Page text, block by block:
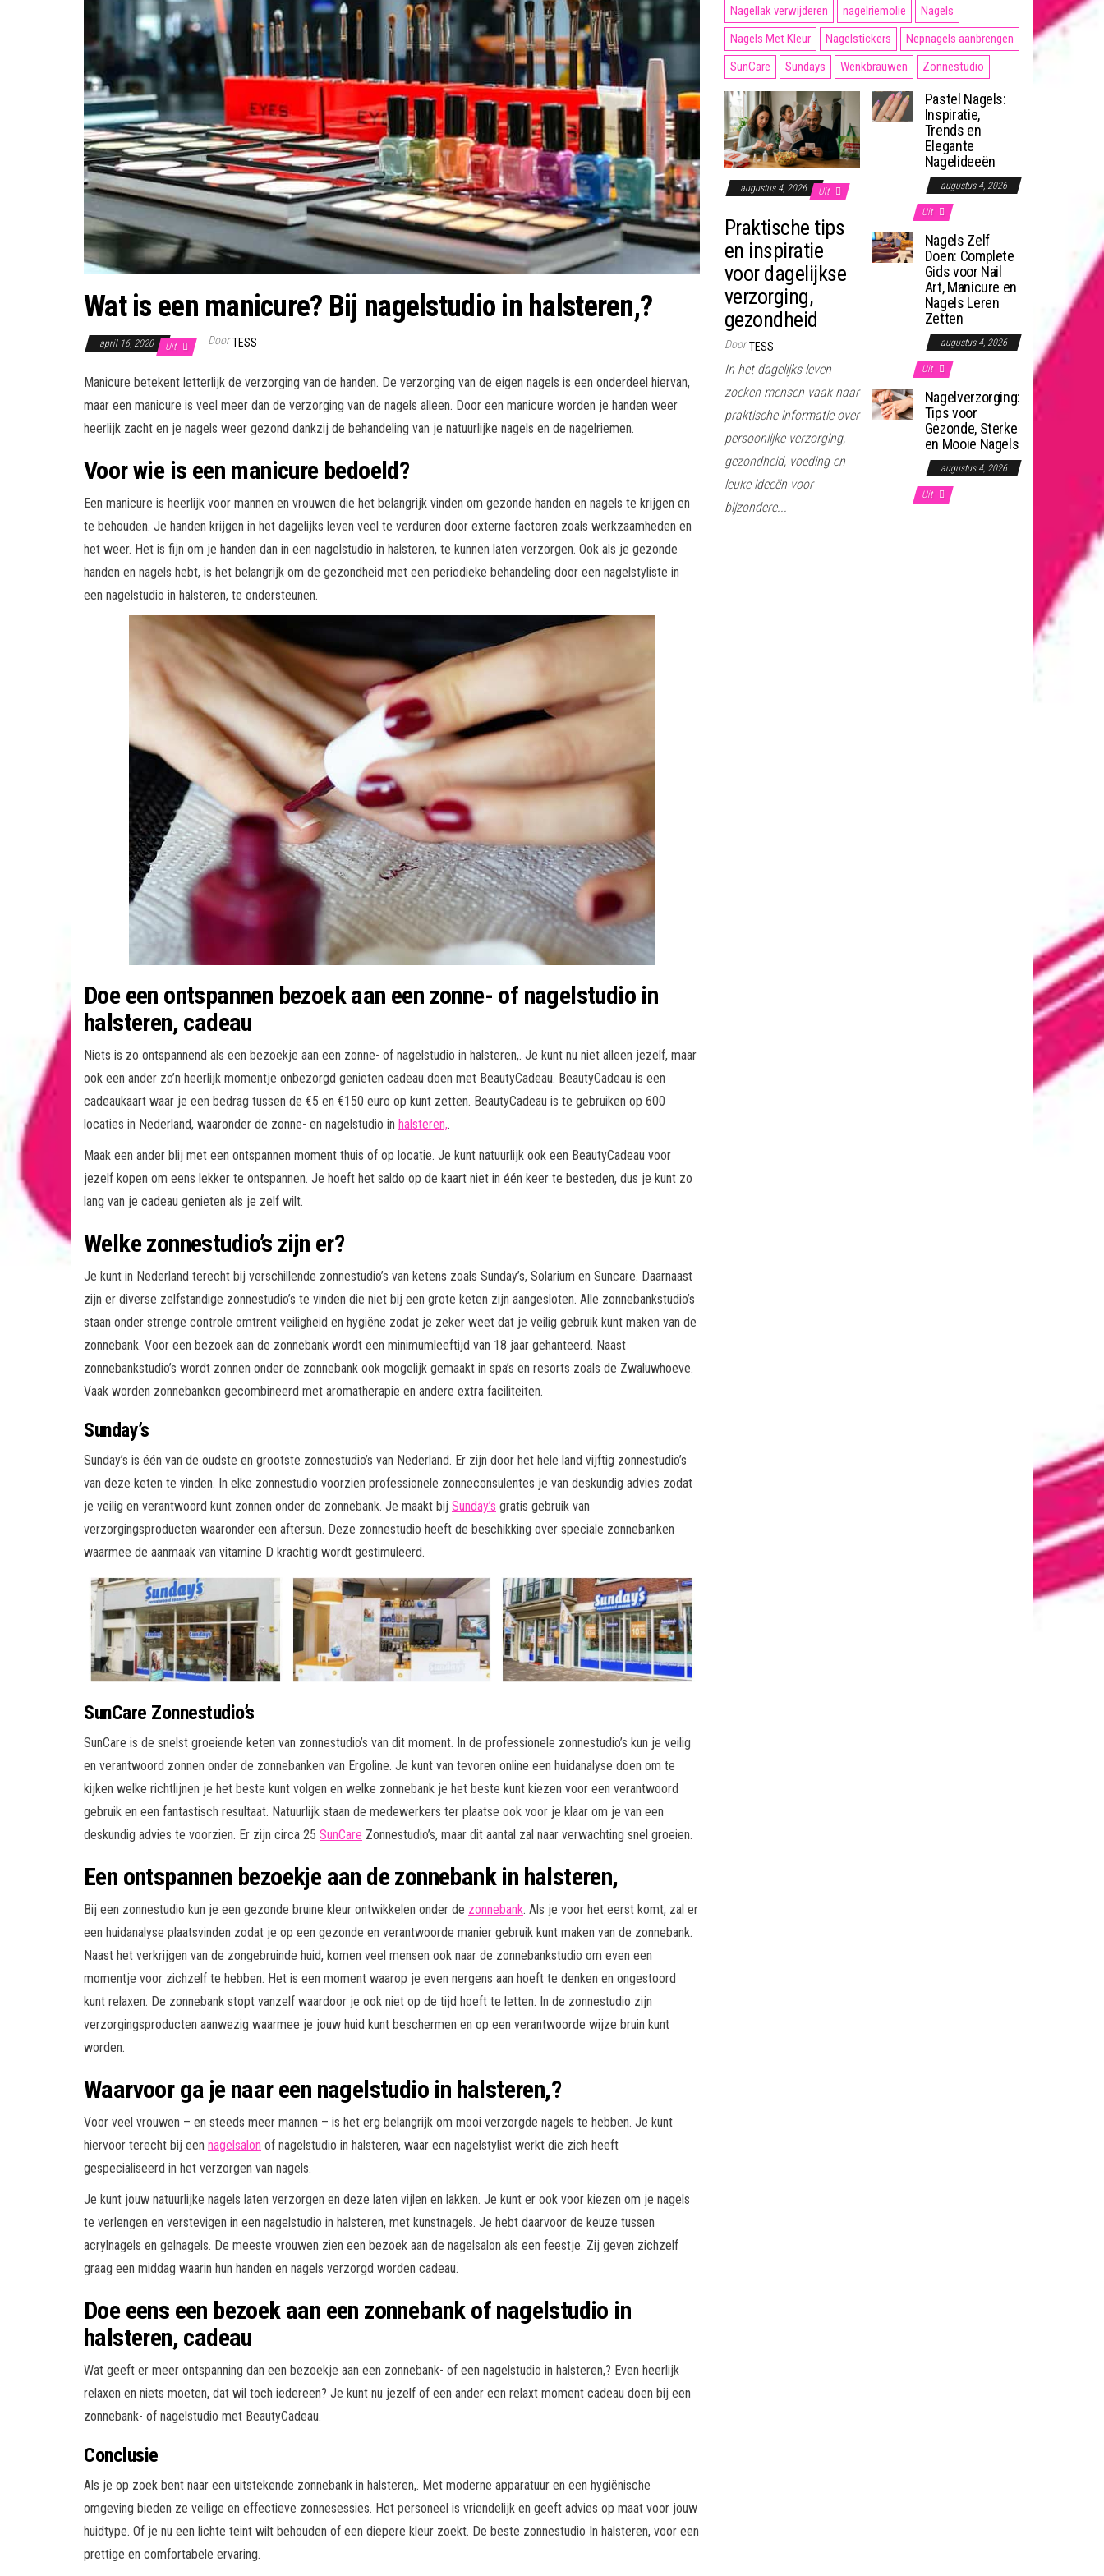
Wat is een manicure? Bij nagelstudio in halsteren,?
april 16, 2020 Uit Door TESS
Manicure betekent letterlijk de verzorging van de handen. De verzorging van de eigen nagels is een onderdeel hiervan,
maar een manicure is veel meer dan de verzorging van de nagels alleen. Door een manicure worden je handen weer
heerlijk zacht en je nagels weer gezond dankzij de behandeling van je natuurlijke nagels en de nagelriemen.
Voor wie is een manicure bedoeld?
Een manicure is heerlijk voor mannen en vrouwen die het belangrijk vinden om gezonde handen en nagels te krijgen en
te behouden. Je handen krijgen in het dagelijks leven veel te verduren door externe factoren zoals werkzaamheden en
het weer. Het is fijn om je handen dan in een nagelstudio in halsteren, te kunnen laten verzorgen. Ook als je gezonde
handen en nagels hebt, is het belangrijk om de gezondheid met een periodieke behandeling door een nagelstyliste in
een nagelstudio in halsteren, te ondersteunen.
Doe een ontspannen bezoek aan een zonne- of nagelstudio in
halsteren, cadeau
Niets is zo ontspannend als een bezoekje aan een zonne- of nagelstudio in halsteren,. Je kunt nu niet alleen jezelf, maar
ook een ander zo’n heerlijk momentje onbezorgd genieten cadeau doen met BeautyCadeau. BeautyCadeau is een
cadeaukaart waar je een bedrag tussen de €5 en €150 euro op kunt zetten. BeautyCadeau is te gebruiken op 600
locaties in Nederland, waaronder de zonne- en nagelstudio in halsteren,.
Maak een ander blij met een ontspannen moment thuis of op locatie. Je kunt natuurlijk ook een BeautyCadeau voor
jezelf kopen om eens lekker te ontspannen. Je hoeft het saldo op de kaart niet in één keer te besteden, dus je kunt zo
lang van je cadeau genieten als je zelf wilt.
Welke zonnestudio’s zijn er?
Je kunt in Nederland terecht bij verschillende zonnestudio’s van ketens zoals Sunday’s, Solarium en Suncare. Daarnaast
zijn er diverse zelfstandige zonnestudio’s te vinden die niet bij een grote keten zijn aangesloten. Alle zonnebankstudio’s
staan onder strenge controle omtrent veiligheid en hygiëne zodat je zeker weet dat je veilig gebruik kunt maken van de
zonnebank. Voor een bezoek aan de zonnebank wordt een minimumleeftijd van 18 jaar gehanteerd. Naast
zonnebankstudio’s wordt zonnen onder de zonnebank ook mogelijk gemaakt in spa’s en resorts zoals de Zwaluwhoeve.
Vaak worden zonnebanken gecombineerd met aromatherapie en andere extra faciliteiten.
Sunday’s
Sunday’s is één van de oudste en grootste zonnestudio’s van Nederland. Er zijn door het hele land vijftig zonnestudio’s
van deze keten te vinden. In elke zonnestudio voorzien professionele zonneconsulentes je van deskundig advies zodat
je veilig en verantwoord kunt zonnen onder de zonnebank. Je maakt bij Sunday’s gratis gebruik van
verzorgingsproducten waaronder een aftersun. Deze zonnestudio heeft de beschikking over speciale zonnebanken
waarmee de aanmaak van vitamine D krachtig wordt gestimuleerd.
SunCare Zonnestudio’s
SunCare is de snelst groeiende keten van zonnestudio’s van dit moment. In de professionele zonnestudio’s kun je veilig
en verantwoord zonnen onder de zonnebanken van Ergoline. Je kunt van tevoren online een huidanalyse doen om te
kijken welke richtlijnen je het beste kunt volgen en welke zonnebank je het beste kunt kiezen voor een verantwoord
gebruik en een fantastisch resultaat. Natuurlijk staan de medewerkers ter plaatse ook voor je klaar om je van een
deskundig advies te voorzien. Er zijn circa 25 SunCare Zonnestudio’s, maar dit aantal zal naar verwachting snel groeien.
Een ontspannen bezoekje aan de zonnebank in halsteren,
Bij een zonnestudio kun je een gezonde bruine kleur ontwikkelen onder de zonnebank. Als je voor het eerst komt, zal er
een huidanalyse plaatsvinden zodat je op een gezonde en verantwoorde manier gebruik kunt maken van de zonnebank.
Naast het verkrijgen van de zongebruinde huid, komen veel mensen ook naar de zonnebankstudio om even een
momentje voor zichzelf te hebben. Het is een moment waarop je even nergens aan hoeft te denken en ongestoord
kunt relaxen. De zonnebank stopt vanzelf waardoor je ook niet op de tijd hoeft te letten. In de zonnestudio zijn
verzorgingsproducten aanwezig waarmee je jouw huid kunt beschermen en op een verantwoorde wijze bruin kunt
worden.
Waarvoor ga je naar een nagelstudio in halsteren,?
Voor veel vrouwen – en steeds meer mannen – is het erg belangrijk om mooi verzorgde nagels te hebben. Je kunt
hiervoor terecht bij een nagelsalon of nagelstudio in halsteren, waar een nagelstylist werkt die zich heeft
gespecialiseerd in het verzorgen van nagels.
Je kunt jouw natuurlijke nagels laten verzorgen en deze laten vijlen en lakken. Je kunt er ook voor kiezen om je nagels
te verlengen en verstevigen in een nagelstudio in halsteren, met kunstnagels. Je hebt daarvoor de keuze tussen
acrylnagels en gelnagels. De meeste vrouwen zien een bezoek aan de nagelsalon als een feestje. Zij geven zichzelf
graag een middag waarin hun handen en nagels verzorgd worden cadeau.
Doe eens een bezoek aan een zonnebank of nagelstudio in
halsteren, cadeau
Wat geeft er meer ontspanning dan een bezoekje aan een zonnebank- of een nagelstudio in halsteren,? Even heerlijk
relaxen en niets moeten, dat wil toch iedereen? Je kunt nu jezelf of een ander een relaxt moment cadeau doen bij een
zonnebank- of nagelstudio met BeautyCadeau.
Conclusie
Als je op zoek bent naar een uitstekende zonnebank in halsteren,. Met moderne apparatuur en een hygiënische
omgeving bieden ze veilige en effectieve zonnesessies. Het personeel is vriendelijk en geeft advies op maat voor jouw
huidtype. Of je nu een lichte teint wilt behouden of een diepere kleur zoekt. De beste zonnestudio In halsteren, voor een
prettige en comfortabele ervaring.
Nagellak verwijderen
nagelriemolie
Nagels
Nagels Met Kleur
Nagelstickers
Nepnagels aanbrengen
SunCare
Sundays Wenkbrauwen Zonnestudio
augustus 4, 2026 Uit
Praktische tips
en inspiratie
voor dagelijkse
verzorging,
gezondheid
Door TESS
In het dagelijks leven
zoeken mensen vaak naar
praktische informatie over
persoonlijke verzorging,
gezondheid, voeding en
leuke ideeën voor
bijzondere...
Pastel Nagels:
Inspiratie,
Trends en
Elegante
Nagelideeën
augustus 4, 2026
Uit
Nagels Zelf
Doen: Complete
Gids voor Nail
Art, Manicure en
Nagels Leren
Zetten
augustus 4, 2026
Uit
Nagelverzorging:
Tips voor
Gezonde, Sterke
en Mooie Nagels
augustus 4, 2026
Uit